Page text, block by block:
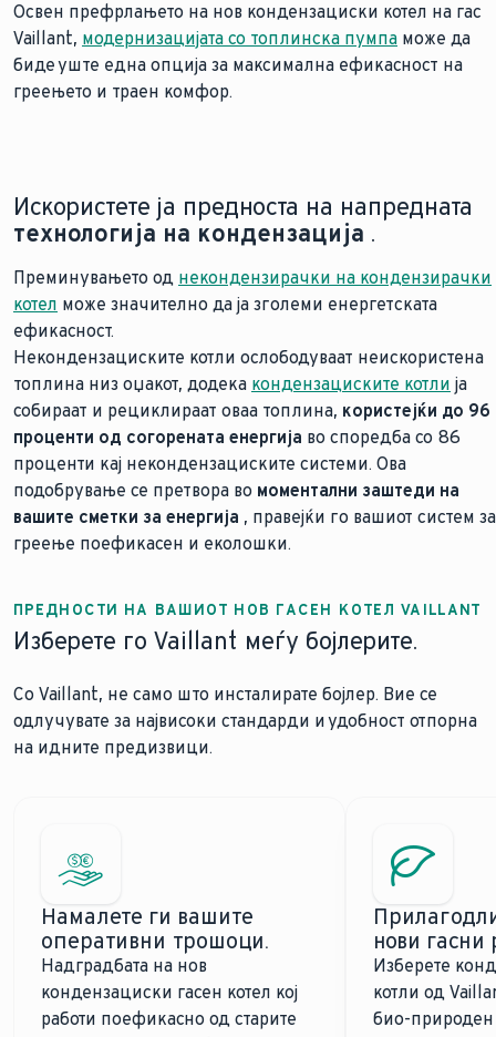
Освен префрлањето на нов кондензациски котел на гас
Vaillant, модернизацијата со топлинска пумпа може да
биде уште една опција за максимална ефикасност на
греењето и траен комфор.
Искористете ја предноста на напредната
технологија на кондензација .
Преминувањето од некондензирачки на кондензирачки
котел може значително да ја зголеми енергетската
ефикасност.
Некондензациските котли ослободуваат неискористена
топлина низ оџакот, додека кондензациските котли ја
собираат и рециклираат оваа топлина, користејќи до 96
проценти од согорената енергија во споредба со 86
проценти кај некондензациските системи. Ова
подобрување се претвора во моментални заштеди на
вашите сметки за енергија , правејќи го вашиот систем за
греење поефикасен и еколошки.
ПРЕДНОСТИ НА ВАШИОТ НОВ ГАСЕН КОТЕЛ VAILLANT
Изберете го Vaillant меѓу бојлерите.
Со Vaillant, не само што инсталирате бојлер. Вие се
одлучувате за највисоки стандарди и удобност отпорна
на идните предизвици.
Намалете ги вашите
оперативни трошоци.
Надградбата на нов
кондензациски гасен котел кој
работи поефикасно од старите
нови гасни
Изберете
котли од
био-природен